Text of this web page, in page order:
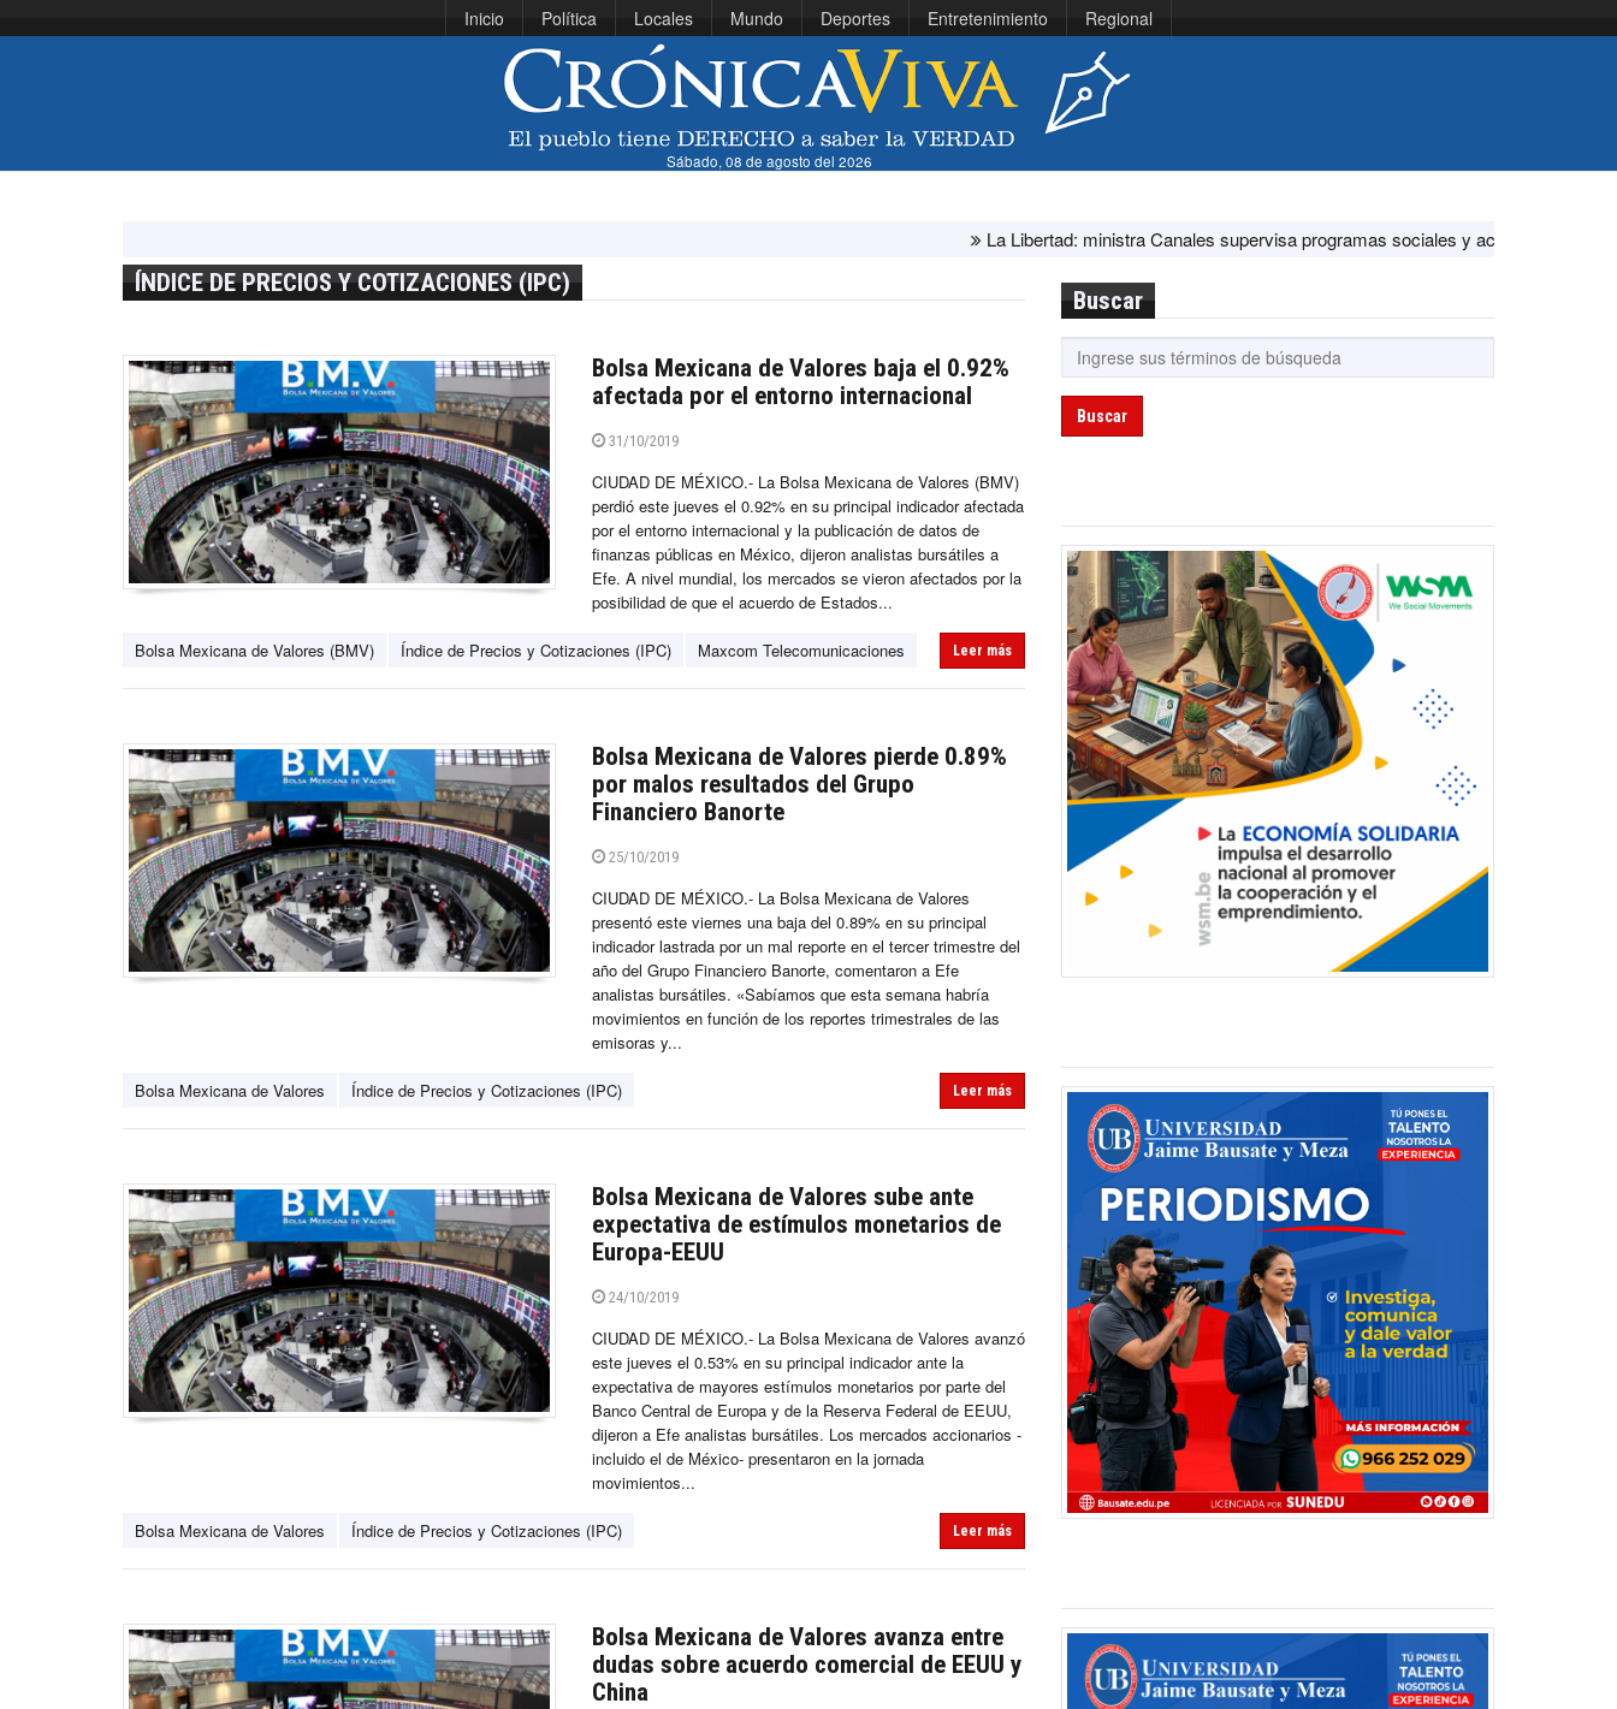
Inicio Política Locales Mundo Deportes Entretenimiento Regional
Sábado, 08 de agosto del 2026
La Libertad: ministra Canales supervisa programas sociales y acciones ante El Niño
ÍNDICE DE PRECIOS Y COTIZACIONES (IPC)
Bolsa Mexicana de Valores baja el 0.92%
afectada por el entorno internacional
31/10/2019
CIUDAD DE MÉXICO.- La Bolsa Mexicana de Valores (BMV)
perdió este jueves el 0.92% en su principal indicador afectada
por el entorno internacional y la publicación de datos de
finanzas públicas en México, dijeron analistas bursátiles a
Efe. A nivel mundial, los mercados se vieron afectados por la
posibilidad de que el acuerdo de Estados...
Bolsa Mexicana de Valores (BMV) Índice de Precios y Cotizaciones (IPC) Maxcom Telecomunicaciones Leer más
Bolsa Mexicana de Valores pierde 0.89%
por malos resultados del Grupo
Financiero Banorte
25/10/2019
CIUDAD DE MÉXICO.- La Bolsa Mexicana de Valores
presentó este viernes una baja del 0.89% en su principal
indicador lastrada por un mal reporte en el tercer trimestre del
año del Grupo Financiero Banorte, comentaron a Efe
analistas bursátiles. «Sabíamos que esta semana habría
movimientos en función de los reportes trimestrales de las
emisoras y...
Bolsa Mexicana de Valores Índice de Precios y Cotizaciones (IPC) Leer más
Bolsa Mexicana de Valores sube ante
expectativa de estímulos monetarios de
Europa-EEUU
24/10/2019
CIUDAD DE MÉXICO.- La Bolsa Mexicana de Valores avanzó
este jueves el 0.53% en su principal indicador ante la
expectativa de mayores estímulos monetarios por parte del
Banco Central de Europa y de la Reserva Federal de EEUU,
dijeron a Efe analistas bursátiles. Los mercados accionarios -
incluido el de México- presentaron en la jornada
movimientos...
Bolsa Mexicana de Valores Índice de Precios y Cotizaciones (IPC) Leer más
Bolsa Mexicana de Valores avanza entre
dudas sobre acuerdo comercial de EEUU y
China
Buscar
Buscar